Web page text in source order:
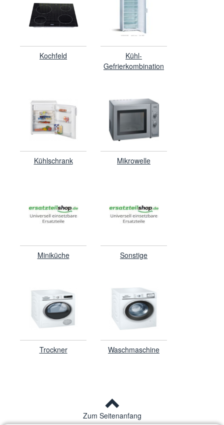
Kochfeld
Kühl-
Gefrierkombination
Kühlschrank Mikrowelle
Miniküche Sonstige
Trockner Waschmaschine
Zum Seitenanfang